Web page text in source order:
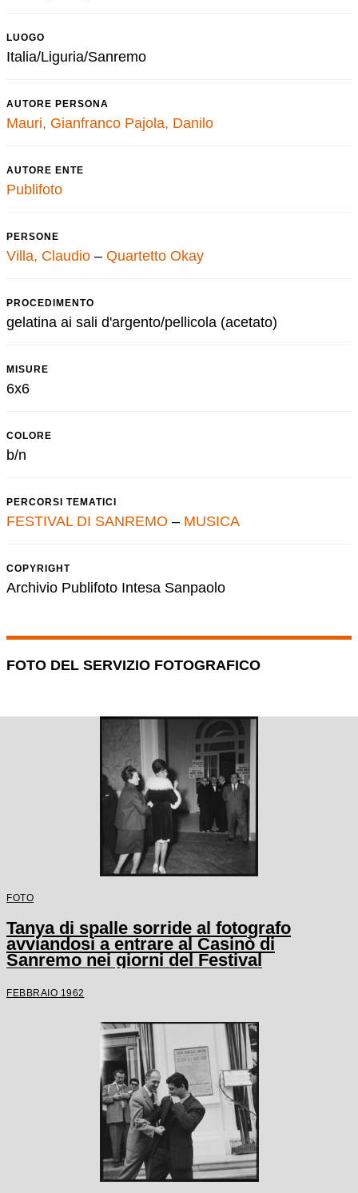
LUOGO
Italia/Liguria/Sanremo
AUTORE PERSONA
Mauri, Gianfranco Pajola, Danilo
AUTORE ENTE
Publifoto
PERSONE
Villa, Claudio – Quartetto Okay
PROCEDIMENTO
gelatina ai sali d'argento/pellicola (acetato)
MISURE
6x6
COLORE
b/n
PERCORSI TEMATICI
FESTIVAL DI SANREMO – MUSICA
COPYRIGHT
Archivio Publifoto Intesa Sanpaolo
FOTO DEL SERVIZIO FOTOGRAFICO
FOTO
Tanya di spalle sorride al fotografo
avviandosi a entrare al Casinò di
Sanremo nei giorni del Festival
FEBBRAIO 1962